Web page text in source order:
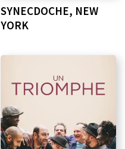
SYNECDOCHE, NEW
YORK